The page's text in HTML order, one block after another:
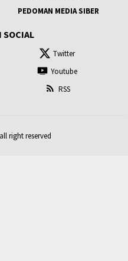
PEDOMAN MEDIA SIBER
SOCIAL
Twitter
Youtube
RSS
right reserved